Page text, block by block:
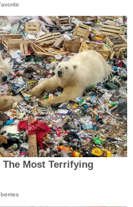
Most Terrifying